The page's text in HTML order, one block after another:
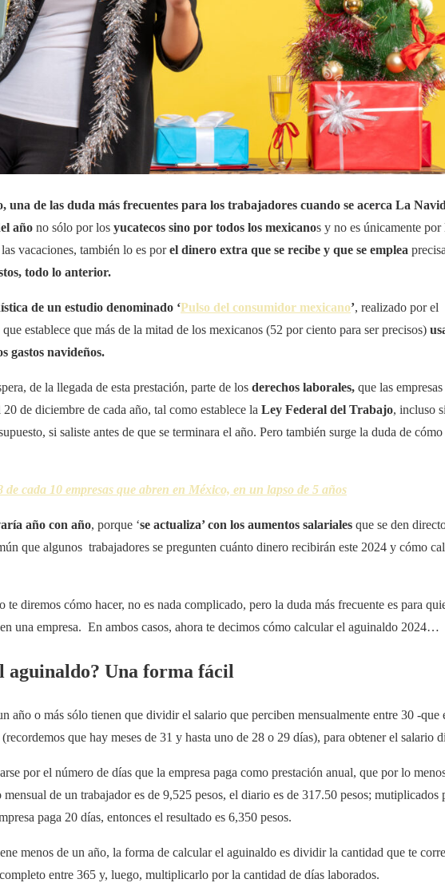
una de las duda más frecuentes para los trabajadores cuando se acerca La
año no sólo por los yucatecos sino por todos los mexicanos y no es únicamente por
vacaciones, también lo es porel dinero extra que se recibe y que se emplea
todo lo anterior.
de un estudio denominado ‘Pulso del consumidor mexicano’, realizado por el
que establece que más de la mitad de los mexicanos (52 por ciento para ser precisos)
gastos navideños.
de la llegada de esta prestación, parte de los derechos laborales, que las empresas
de diciembre de cada año, tal como establece la Ley Federal del Trabajo, incluso
si saliste antes de que se terminara el año. Pero también surge la duda de
de cada 10 empresas que abren en México, en un lapso de 5 años
año con año, porque ‘se actualiza’ con los aumentos salariales que se den
que algunos trabajadores se pregunten cuánto dinero recibirán este 2024 y cómo
te diremos cómo hacer, no es nada complicado, pero la duda más frecuente es para
una empresa. En ambos casos, ahora te decimos cómo calcular el aguinaldo 2024…
aguinaldo? Una forma fácil
año o más sólo tienen que dividir el salario que perciben mensualmente entre 30 -que
que hay meses de 31 y hasta uno de 28 o 29 días), para obtener el salario
por el número de días que la empresa paga como prestación anual, que por lo
de un trabajador es de 9,525 pesos, el diario es de 317.50 pesos; mutiplicados
paga 20 días, entonces el resultado es 6,350 pesos.
menos de un año, la forma de calcular el aguinaldo es dividir la cantidad que te
entre 365 y, luego, multiplicarlo por la cantidad de días laborados.